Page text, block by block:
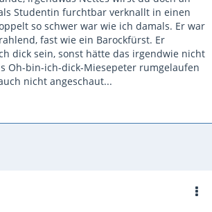
Studentin furchtbar verknallt in einen
so schwer war wie ich damals. Er war
fast wie ein Barockfürst. Er
dick sein, sonst hätte das irgendwie nicht
Oh-bin-ich-dick-Miesepeter rumgelaufen
nicht angeschaut...